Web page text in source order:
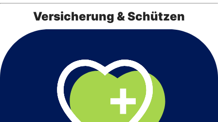
Versicherung & Schützen